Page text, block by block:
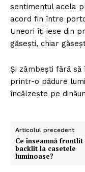
sentimentul acela
acord fin între
Uneori îți iese din
găsești, chiar
Și zâmbești fără
printr-o pădure
încălzește pe
Articolul precedent
Ce înseamnă frontlit
backlit la casetele
luminoase?